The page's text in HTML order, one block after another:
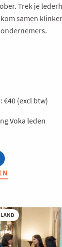
Trek je
samen
€40 (excl btw)
Voka leden